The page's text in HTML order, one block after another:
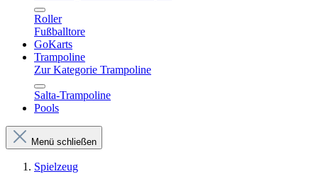
Roller
Fußballtore
GoKarts
Trampoline
Zur Kategorie Trampoline
Salta-Trampoline
Pools
Menü schließen
Spielzeug